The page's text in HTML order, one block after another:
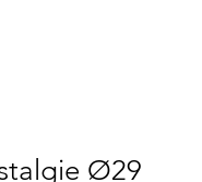
Ø29